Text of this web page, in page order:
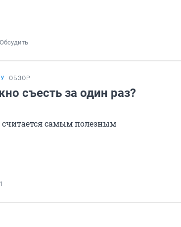
Обсудить
ОБЗОР
съесть за один раз?
считается самым полезным
1